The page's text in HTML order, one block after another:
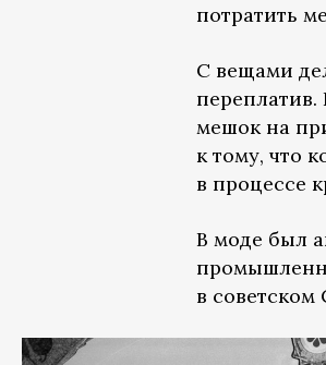
потратить
С вещами
переплатив.
мешок на
к тому, что
в процессе
В моде был
в